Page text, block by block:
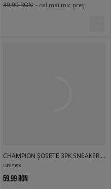
49,99 RON - cel mai mic preț
CHAMPION ȘOSETE 3PK SNEAKER SOCKS
unisex
59,99 RON